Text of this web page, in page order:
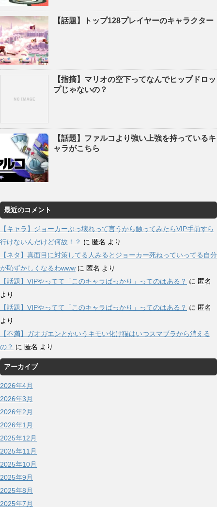
【話題】トップ128プレイヤーのキャラクター
【指摘】マリオの空下ってなんでヒップドロッ
プじゃないの？
【話題】ファルコより強い上強を持っているキ
ャラがこちら
最近のコメント
【キャラ】ジョーカーぶっ壊れって言うから触ってみたらVIP手前すら
行けないんだけど何故！？ に 匿名 より
【ネタ】真面目に対策してる人みるとジョーカー死ねっていってる自分
が恥ずかしくなるわwww に 匿名 より
【話題】VIPやってて「このキャラばっかり」ってのはある？ に 匿名
より
【話題】VIPやってて「このキャラばっかり」ってのはある？ に 匿名
より
【不満】ガオガエンとかいうキモい化け猫はいつスマブラから消える
の？ に 匿名 より
アーカイブ
2026年4月
2026年3月
2026年2月
2026年1月
2025年12月
2025年11月
2025年10月
2025年9月
2025年8月
2025年7月